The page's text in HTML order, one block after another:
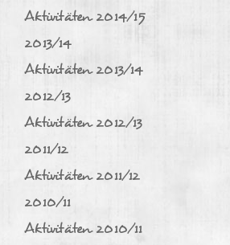
Aktivitäten 2014/15
2013/14
Aktivitäten 2013/14
2012/13
Aktivitäten 2012/13
2011/12
Aktivitäten 2011/12
2010/11
Aktivitäten 2010/11